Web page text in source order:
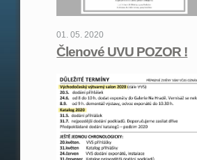
01. 05. 2020
Členové UVU POZOR !